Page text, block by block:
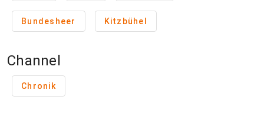
Bundesheer Kitzbühel
Channel
Chronik